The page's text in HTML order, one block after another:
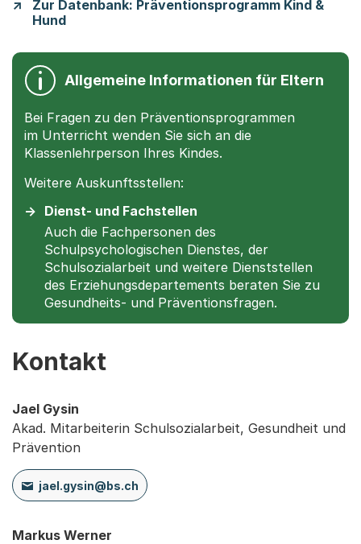
Zur Datenbank: Präventionsprogramm Kind &
Hund
Allgemeine Informationen für Eltern
Bei Fragen zu den Präventionsprogrammen
im Unterricht wenden Sie sich an die
Klassenlehrperson Ihres Kindes.
Weitere Auskunftsstellen:
Dienst- und Fachstellen
Auch die Fachpersonen des
Schulpsychologischen Dienstes, der
Schulsozialarbeit und weitere Dienststellen
des Erziehungsdepartements beraten Sie zu
Gesundheits- und Präventionsfragen.
Kontakt
Jael Gysin
Akad. Mitarbeiterin Schulsozialarbeit, Gesundheit und
Prävention
jael.gysin@bs.ch
Markus Werner